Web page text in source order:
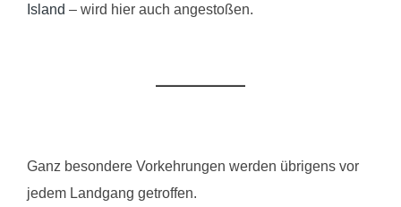
Island – wird hier auch angestoßen.
Ganz besondere Vorkehrungen werden übrigens vor
jedem Landgang getroffen.